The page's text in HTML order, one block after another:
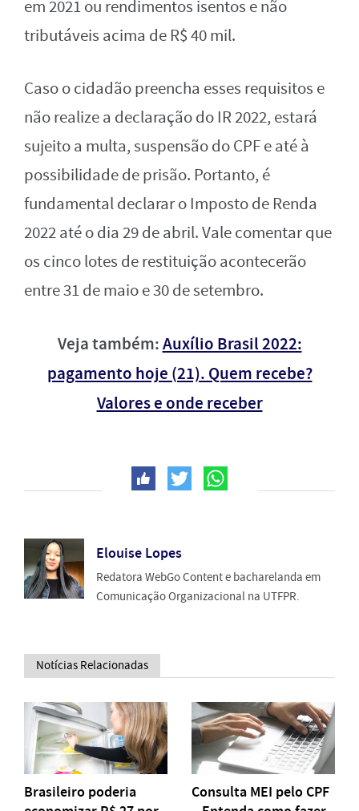
em 2021 ou rendimentos isentos e não
tributáveis acima de R$ 40 mil.
Caso o cidadão preencha esses requisitos e
não realize a declaração do IR 2022, estará
sujeito a multa, suspensão do CPF e até à
possibilidade de prisão. Portanto, é
fundamental declarar o Imposto de Renda
2022 até o dia 29 de abril. Vale comentar que
os cinco lotes de restituição acontecerão
entre 31 de maio e 30 de setembro.
Veja também:Auxílio Brasil 2022:
pagamento hoje (21). Quem recebe?
Valores e onde receber
Elouise Lopes
Redatora WebGo Content e bacharelanda em
Comunicação Organizacional na UTFPR.
Notícias Relacionadas
Brasileiro poderia
Consulta MEI pelo CPF